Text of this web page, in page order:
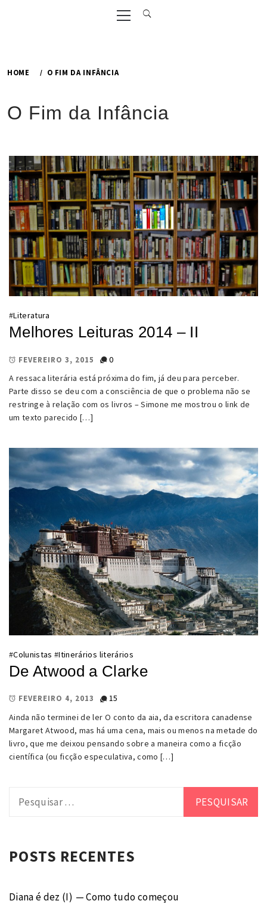
Primary
Menu
HOME O FIM DA INFÂNCIA
O Fim da Infância
#Literatura
Melhores Leituras 2014 – II
FEVEREIRO 3, 2015
0
A ressaca literária está próxima do fim, já deu para perceber.
Parte disso se deu com a consciência de que o problema não se
restringe à relação com os livros – Simone me mostrou o link de
um texto parecido […]
#Colunistas #Itinerários literários
De Atwood a Clarke
FEVEREIRO 4, 2013
15
Ainda não terminei de ler O conto da aia, da escritora canadense
Margaret Atwood, mas há uma cena, mais ou menos na metade do
livro, que me deixou pensando sobre a maneira como a ficção
científica (ou ficção especulativa, como […]
POSTS RECENTES
Diana é dez (I) — Como tudo começou